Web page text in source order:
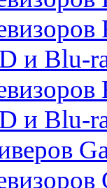
и Blu-
и Blu-